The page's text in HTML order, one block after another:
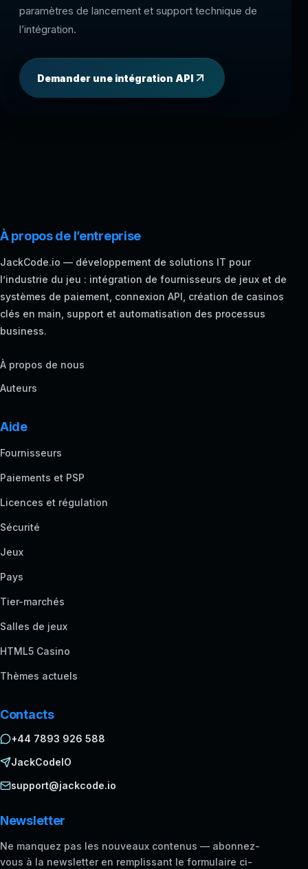
paramètres de lancement et support technique de
l’intégration.
Demander une intégration API
À propos de l’entreprise
JackCode.io — développement de solutions IT pour
l’industrie du jeu : intégration de fournisseurs de jeux et de
systèmes de paiement, connexion API, création de casinos
clés en main, support et automatisation des processus
business.
À propos de nous
Auteurs
Aide
Fournisseurs
Paiements et PSP
Licences et régulation
Sécurité
Jeux
Pays
Tier-marchés
Salles de jeux
HTML5 Casino
Thèmes actuels
Contacts
+44 7893 926 588
JackCodeIO
support@jackcode.io
Newsletter
Ne manquez pas les nouveaux contenus — abonnez-
vous à la newsletter en remplissant le formulaire ci-